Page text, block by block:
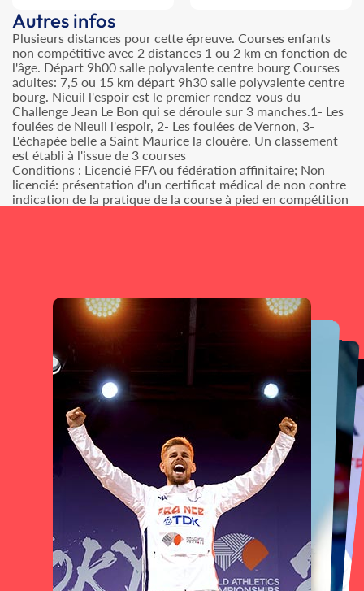
Autres infos
Plusieurs distances pour cette épreuve. Courses enfants
non compétitive avec 2 distances 1 ou 2 km en fonction de
l'âge. Départ 9h00 salle polyvalente centre bourg Courses
adultes: 7,5 ou 15 km départ 9h30 salle polyvalente centre
bourg. Nieuil l'espoir est le premier rendez-vous du
Challenge Jean Le Bon qui se déroule sur 3 manches.1- Les
foulées de Nieuil l'espoir, 2- Les foulées de Vernon, 3-
L'échapée belle a Saint Maurice la clouère. Un classement
est établi à l'issue de 3 courses
Conditions : Licencié FFA ou fédération affinitaire; Non
licencié: présentation d'un certificat médical de non contre
indication de la pratique de la course à pied en compétition